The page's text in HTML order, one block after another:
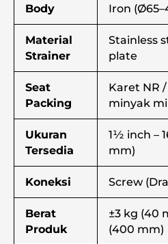
Body
Iron
Material
Strainer
Stainless
plate
Seat
Packing
Karet NR
minyak
Ukuran
Tersedia
1½ inch –
mm)
Koneksi Screw
Berat
Produk
±3 kg (40
(400 mm)